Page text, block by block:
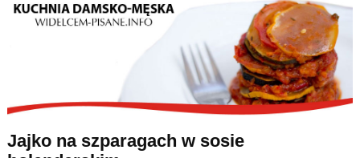
Jajko na szparagach w sosie